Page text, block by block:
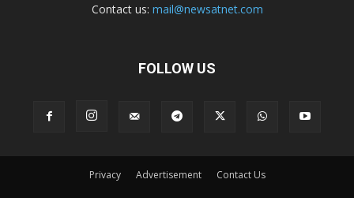
Contact us: mail@newsatnet.com
FOLLOW US
Privacy Advertisement Contact Us